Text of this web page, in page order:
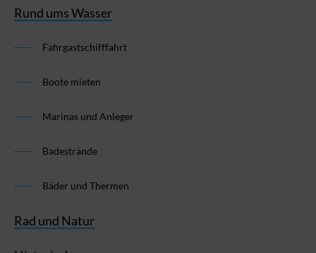
Rund ums Wasser
Fahrgastschifffahrt
Boote mieten
Marinas und Anleger
Badestrände
Bäder und Thermen
Rad und Natur